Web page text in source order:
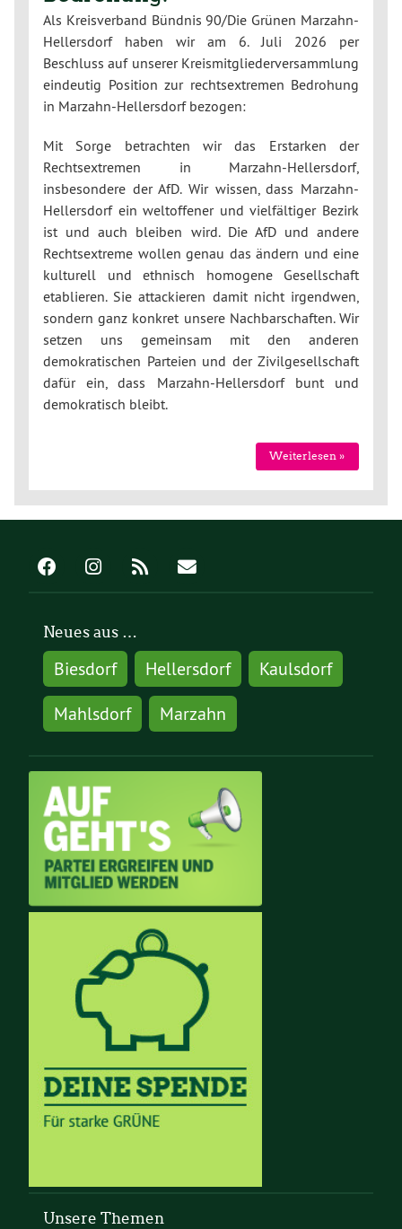
Als Kreisverband Bündnis 90/Die Grünen Marzahn-
Hellersdorf haben wir am 6. Juli 2026 per
Beschluss auf unserer Kreismitgliederversammlung
eindeutig Position zur rechtsextremen Bedrohung
in Marzahn-Hellersdorf bezogen:
Mit Sorge betrachten wir das Erstarken der
Rechtsextremen in Marzahn-Hellersdorf,
insbesondere der AfD. Wir wissen, dass Marzahn-
Hellersdorf ein weltoffener und vielfältiger Bezirk
ist und auch bleiben wird. Die AfD und andere
Rechtsextreme wollen genau das ändern und eine
kulturell und ethnisch homogene Gesellschaft
etablieren. Sie attackieren damit nicht irgendwen,
sondern ganz konkret unsere Nachbarschaften. Wir
setzen uns gemeinsam mit den anderen
demokratischen Parteien und der Zivilgesellschaft
dafür ein, dass Marzahn-Hellersdorf bunt und
demokratisch bleibt.
Weiterlesen »
Neues aus …
Biesdorf Hellersdorf
Kaulsdorf
Mahlsdorf
Marzahn
Unsere Themen